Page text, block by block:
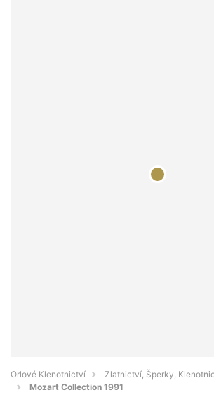
Orlové Klenotnictví
Zlatnictví, Šperky,
Mozart Collection 1991